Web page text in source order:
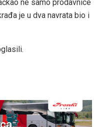
ne samo prodavnice
je u dva navrata bio i